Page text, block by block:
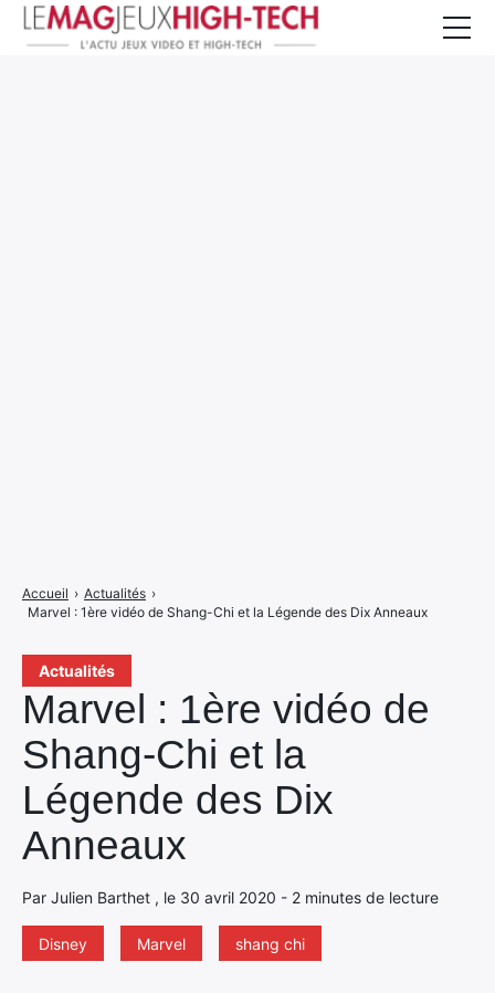
Actualités
Marvel : 1ère vidéo de
Shang-Chi et la
Légende des Dix
Anneaux
Par Julien Barthet , le 30 avril 2020 - 2 minutes de lecture
Disney Marvel shang chi
Accueil › Actualités ›
Marvel : 1ère vidéo de Shang-Chi et la Légende des Dix Anneaux